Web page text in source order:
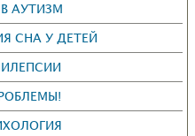
АУТИЗМ
СНА У ДЕТЕЙ